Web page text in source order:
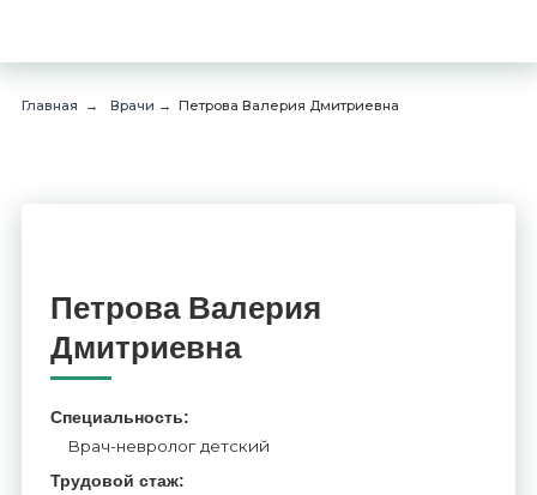
Главная → Врачи → Петрова Валерия Дмитриевна
Петрова Валерия
Дмитриевна
Специальность:
Врач-невролог детский
Трудовой стаж: